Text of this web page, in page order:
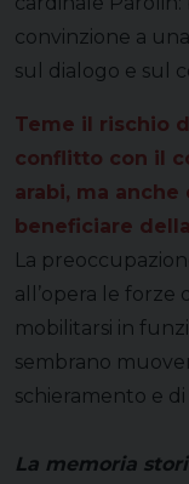
convinzione a
sul dialogo e sul
Teme il rischio
conflitto con il
arabi, ma
beneficiare
La
all’opera le forze
mobilitarsi in
sembrano
schieramento e
La memoria